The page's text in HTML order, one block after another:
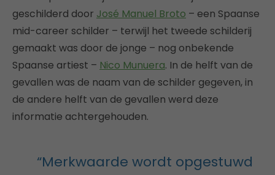
geschilderd door José Manuel Broto – een Spaanse
mid-career schilder – terwijl het tweede schilderij
gemaakt was door de jonge – nog onbekende
Spaanse artiest – Nico Munuera. In de helft van de
gevallen was de naam van de schilder gegeven, in
de andere helft van de gevallen werd deze
informatie achtergehouden.
“Merkwaarde wordt opgestuwd